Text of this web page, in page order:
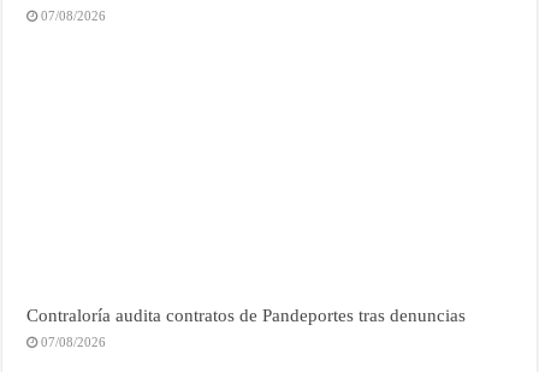
07/08/2026
Contraloría audita contratos de Pandeportes tras denuncias
07/08/2026